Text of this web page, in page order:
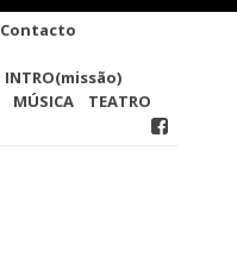
Contacto
INTRO(missão)
MÚSICA TEATRO